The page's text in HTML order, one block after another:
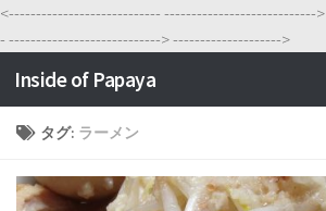
<---------------------------- ---------------------------->
- ---------------------------->-------------------->
Inside of Papaya
タグ: ラーメン